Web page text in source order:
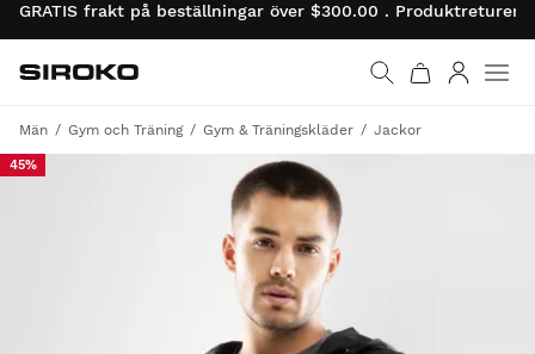
GRATIS frakt på beställningar över $300.00 . Produktreturer
Gå till startsidan
Siroko.com
Män Gym och Träning Gym & Träningskläder Jackor
45%